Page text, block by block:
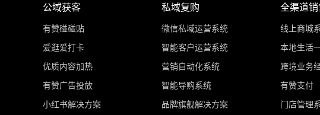
公域获客
有赞碰碰贴
爱逛爱打卡
优质内容加热
有赞广告投放
小红书解决方案
私域复购
微信私域运营系统
智能客户运营系统
营销自动化系统
智能导购系统
品牌旗舰解决方案
全渠道销
线上商城
本地生活
跨境业务
有赞支付
门店管理